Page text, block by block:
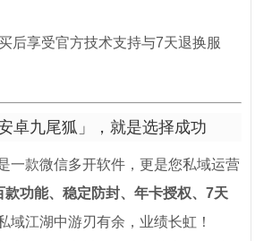
后享受官方技术支持与7天退换服
卓九尾狐」，就是选择成功
一款微信多开软件，更是您私域运营
款功能、稳定防封、年卡授权、7天
域江湖中游刃有余，业绩长虹！